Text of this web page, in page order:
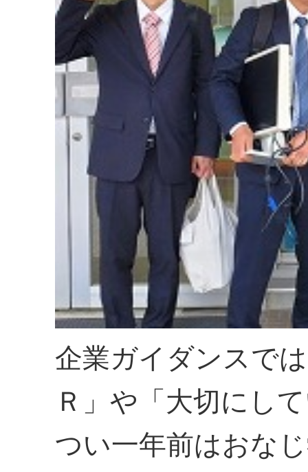
企業ガイダンスで
Ｒ」や「大切にし
つい一年前はおな